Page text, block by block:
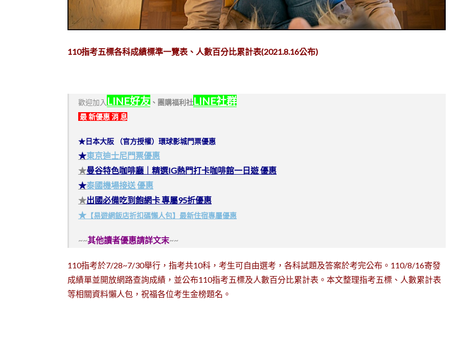
110指考五標各科成績標準一覽表、人數百分比累計表(2021.8.16公布)
歡迎加入 LINE好友 、 團購福利社LINE社群
最 新優惠 消 息
★日本大阪 （官方授權）環球影城門票優惠
★東京迪士尼門票優惠
★曼谷特色咖啡廳｜精選IG熱門打卡咖啡館一日遊 優惠
★泰國機場接送 優惠
★出國必備吃到飽網卡 專屬95折優惠
★ 【易遊網飯店折扣碼懶人包】最新住宿專屬優惠
~~其他讀者優惠請詳文末~~
110指考於7/28~7/30舉行，指考共10科，考生可自由選考，各科試題及答案於考完公布。110/8/16寄發
成績單並開放網路查詢成績，並公布110指考五標及人數百分比累計表。本文整理指考五標、人數累計表
等相關資料懶人包，祝福各位考生金榜題名。